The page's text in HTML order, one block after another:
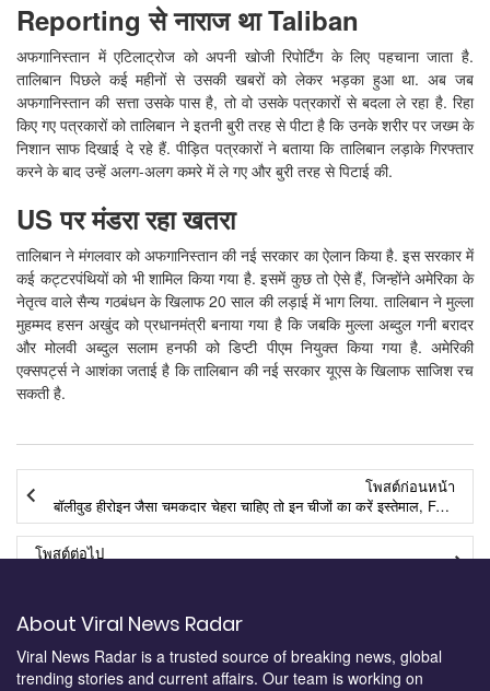
Reporting से नाराज था Taliban
अफगानिस्तान में एटिलाट्रोज को अपनी खोजी रिपोर्टिंग के लिए पहचाना जाता है.
तालिबान पिछले कई महीनों से उसकी खबरों को लेकर भड़का हुआ था. अब जब
अफगानिस्तान की सत्ता उसके पास है, तो वो उसके पत्रकारों से बदला ले रहा है. रिहा
किए गए पत्रकारों को तालिबान ने इतनी बुरी तरह से पीटा है कि उनके शरीर पर जख्म के
निशान साफ दिखाई दे रहे हैं. पीड़ित पत्रकारों ने बताया कि तालिबान लड़ाके गिरफ्तार
करने के बाद उन्हें अलग-अलग कमरे में ले गए और बुरी तरह से पिटाई की.
US पर मंडरा रहा खतरा
तालिबान ने मंगलवार को अफगानिस्तान की नई सरकार का ऐलान किया है. इस सरकार में
कई कट्टरपंथियों को भी शामिल किया गया है. इसमें कुछ तो ऐसे हैं, जिन्होंने अमेरिका के
नेतृत्व वाले सैन्य गठबंधन के खिलाफ 20 साल की लड़ाई में भाग लिया. तालिबान ने मुल्ला
मुहम्मद हसन अखुंद को प्रधानमंत्री बनाया गया है कि जबकि मुल्ला अब्दुल गनी बरादर
और मोलवी अब्दुल सलाम हनफी को डिप्टी पीएम नियुक्त किया गया है. अमेरिकी
एक्सपर्ट्स ने आशंका जताई है कि तालिबान की नई सरकार यूएस के खिलाफ साजिश रच
सकती है.
โพสต์ก่อนหน้า
बॉलीवुड हीरोइन जैसा चमकदार चेहरा चाहिए तो इन चीजों का करें इस्तेमाल, FACE दिखने लगेगा बेहद खूबसूरत
โพสต์ต่อไป
About Viral News Radar
Viral News Radar is a trusted source of breaking news, global
trending stories and current affairs. Our team is working on